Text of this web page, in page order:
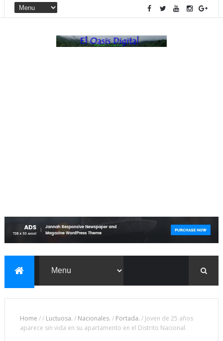
Home // Luctuosa. / Nacionales. / Portada. / Joven de 25 años
aparece sin vida en su apartamento en el Distrito Nacional.